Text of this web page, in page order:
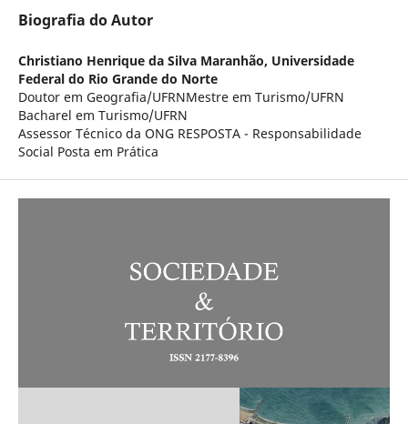
Biografia do Autor
Christiano Henrique da Silva Maranhão, Universidade
Federal do Rio Grande do Norte
Doutor em Geografia/UFRNMestre em Turismo/UFRN
Bacharel em Turismo/UFRN
Assessor Técnico da ONG RESPOSTA - Responsabilidade
Social Posta em Prática